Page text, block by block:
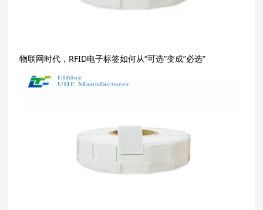
物联网时代，RFID电子标签如何从“可选”变成“必选”